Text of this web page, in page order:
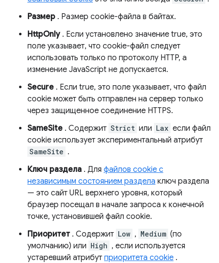
Размер . Размер cookie-файла в байтах.
HttpOnly. Если установлено значение true, это
поле указывает, что cookie-файл следует
использовать только по протоколу HTTP, а
изменение JavaScript не допускается.
Secure . Если true, это поле указывает, что файл
cookie может быть отправлен на сервер только
через защищенное соединение HTTPS.
SameSite . Содержит Strict или Lax если файл
cookie использует экспериментальный атрибут
SameSite .
Ключ раздела . Для файлов cookie с
независимым состоянием раздела ключ раздела
— это сайт URL верхнего уровня, который
браузер посещал в начале запроса к конечной
точке, установившей файл cookie.
Приоритет. Содержит Low , Medium (по
умолчанию) или High , если используется
устаревший атрибут приоритета cookie .